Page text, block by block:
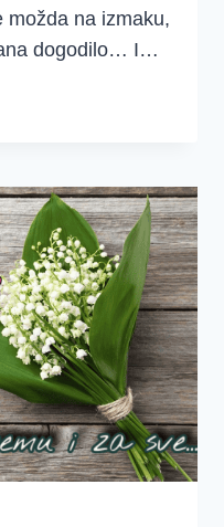
možda na izmaku,
dogodilo… I…